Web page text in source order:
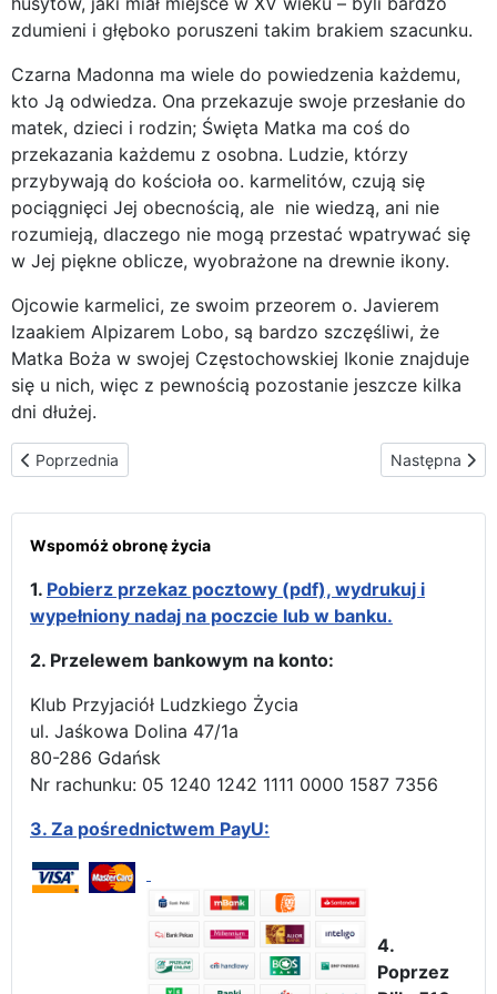
zdumieni i głęboko poruszeni takim brakiem szacunku.
Czarna Madonna ma wiele do powiedzenia każdemu,
kto Ją odwiedza. Ona przekazuje swoje przesłanie do
matek, dzieci i rodzin; Święta Matka ma coś do
przekazania każdemu z osobna. Ludzie, którzy
przybywają do kościoła oo. karmelitów, czują się
pociągnięci Jej obecnością, ale nie wiedzą, ani nie
rozumieją, dlaczego nie mogą przestać wpatrywać się
w Jej piękne oblicze, wyobrażone na drewnie ikony.
Ojcowie karmelici, ze swoim przeorem o. Javierem
Izaakiem Alpizarem Lobo, są bardzo szczęśliwi, że
Matka Boża w swojej Częstochowskiej Ikonie znajduje
się u nich, więc z pewnością pozostanie jeszcze kilka
dni dłużej.
Poprzednia strona: Na spotkaniach przygotowawczych przed
Poprzednia Następna
Następna
Wspomóż obronę życia
1. Pobierz przekaz pocztowy (pdf), wydrukuj i
wypełniony nadaj na poczcie lub w banku.
2. Przelewem bankowym na konto:
Klub Przyjaciół Ludzkiego Życia
ul. Jaśkowa Dolina 47/1a
80-286 Gdańsk
Nr rachunku: 05 1240 1242 1111 0000 1587 7356
3. Za pośrednictwem PayU:
4.
Poprzez